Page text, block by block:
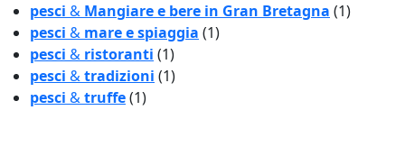
pesci & Mangiare e bere in Gran Bretagna (1)
pesci & mare e spiaggia (1)
pesci & ristoranti (1)
pesci &tradizioni (1)
pesci &truffe(1)